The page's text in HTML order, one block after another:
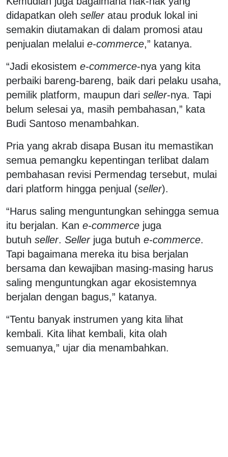
didapatkan oleh selleratau produk lokal ini
semakin diutamakan di dalam promosi atau
penjualan melalui e-commerce,” katanya.
“Jadi ekosistem e-commerce-nya yang kita
perbaiki bareng-bareng, baik dari pelaku usaha,
pemilik platform, maupun dari seller-nya. Tapi
belum selesai ya, masih pembahasan,” kata
Budi Santoso menambahkan.
Pria yang akrab disapa Busan itu memastikan
semua pemangku kepentingan terlibat dalam
pembahasan revisi Permendag tersebut, mulai
dari platform hingga penjual (seller).
“Harus saling menguntungkan sehingga semua
itu berjalan. Kan e-commerce juga
butuh seller. Sellerjuga butuh e-commerce.
Tapi bagaimana mereka itu bisa berjalan
bersama dan kewajiban masing-masing harus
saling menguntungkan agar ekosistemnya
berjalan dengan bagus,” katanya.
“Tentu banyak instrumen yang kita lihat
kembali. Kita lihat kembali, kita olah
semuanya,” ujar dia menambahkan.